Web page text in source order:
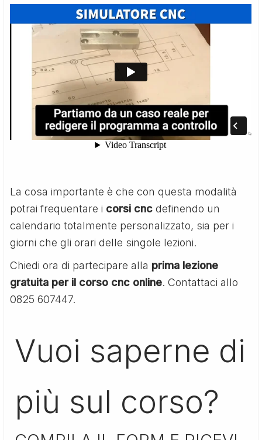
La cosa importante è che con questa modalità
potrai frequentare i corsi cnc definendo un
calendario totalmente personalizzato, sia per i
giorni che gli orari delle singole lezioni.
Chiedi ora di partecipare alla prima lezione
gratuita per il corso cnc online. Contattaci allo
0825 607447.
Vuoi saperne di
più sul corso?